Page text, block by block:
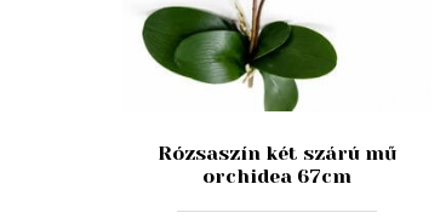
Rózsaszín két szárú mű
orchidea 67cm